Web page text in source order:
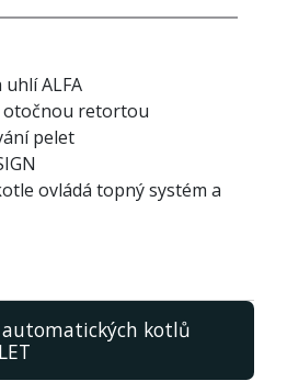
ALFA
otočnou retortou
pelet
ovládá topný systém a
kotlů